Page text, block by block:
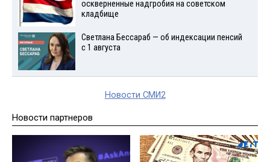
оскверненные надгробия на советском
кладбище
Светлана Бессараб — об индексации пенсий
с 1 августа
Новости СМИ2
Новости партнеров